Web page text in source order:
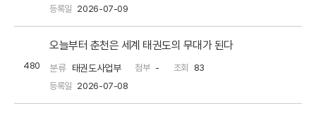
등록일 2026-07-09
480 분류 태권도사업부
오늘부터 춘천은 세계 태권도의 무대가 된다
첨부 - 조회
83
등록일 2026-07-08